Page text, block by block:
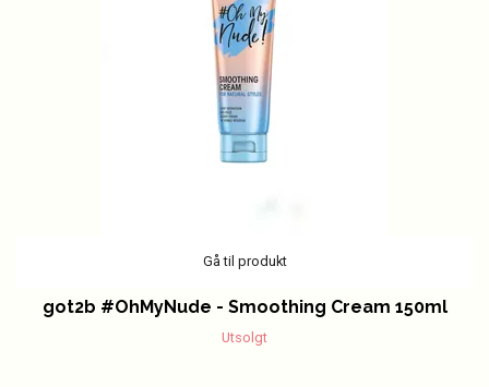
Gå til produkt
got2b #OhMyNude - Smoothing Cream 150ml
Utsolgt